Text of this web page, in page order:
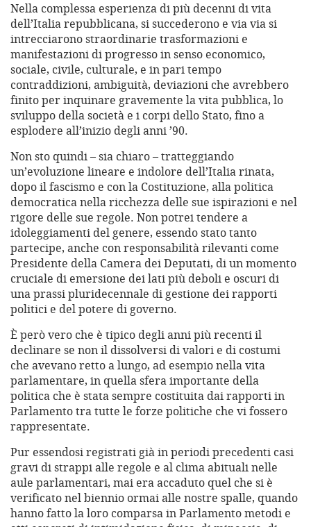
Nella complessa esperienza di più decenni di vita
dell’Italia repubblicana, si succederono e via via si
intrecciarono straordinarie trasformazioni e
manifestazioni di progresso in senso economico,
sociale, civile, culturale, e in pari tempo
contraddizioni, ambiguità, deviazioni che avrebbero
finito per inquinare gravemente la vita pubblica, lo
sviluppo della società e i corpi dello Stato, fino a
esplodere all’inizio degli anni ’90.
Non sto quindi – sia chiaro – tratteggiando
un’evoluzione lineare e indolore dell’Italia rinata,
dopo il fascismo e con la Costituzione, alla politica
democratica nella ricchezza delle sue ispirazioni e nel
rigore delle sue regole. Non potrei tendere a
idoleggiamenti del genere, essendo stato tanto
partecipe, anche con responsabilità rilevanti come
Presidente della Camera dei Deputati, di un momento
cruciale di emersione dei lati più deboli e oscuri di
una prassi pluridecennale di gestione dei rapporti
politici e del potere di governo.
È però vero che è tipico degli anni più recenti il
declinare se non il dissolversi di valori e di costumi
che avevano retto a lungo, ad esempio nella vita
parlamentare, in quella sfera importante della
politica che è stata sempre costituita dai rapporti in
Parlamento tra tutte le forze politiche che vi fossero
rappresentate.
Pur essendosi registrati già in periodi precedenti casi
gravi di strappi alle regole e al clima abituali nelle
aule parlamentari, mai era accaduto quel che si è
verificato nel biennio ormai alle nostre spalle, quando
hanno fatto la loro comparsa in Parlamento metodi e